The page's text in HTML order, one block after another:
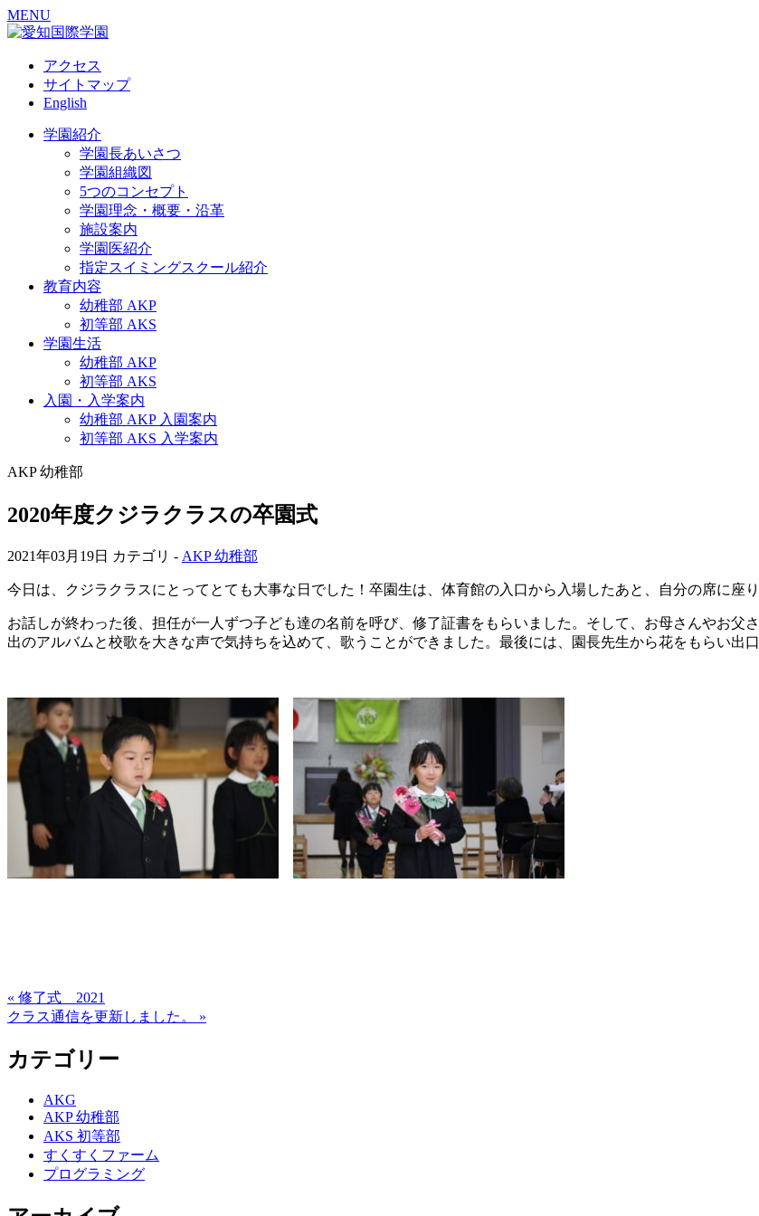
MENU
アクセス
サイトマップ
English
学園紹介
学園長あいさつ
学園組織図
5つのコンセプト
学園理念・概要・沿革
施設案内
学園医紹介
指定スイミングスクール紹介
教育内容
幼稚部 AKP
初等部 AKS
学園生活
幼稚部 AKP
初等部 AKS
入園・入学案内
幼稚部 AKP 入園案内
初等部 AKS 入学案内
AKP 幼稚部
2020年度クジラクラスの卒園式
2021年03月19日 カテゴリ - AKP 幼稚部
今日は、クジラクラスにとってとても大事な日でした！卒園生は、体育館の入口から入場したあと、自分の席に座
お話しが終わった後、担任が一人ずつ子ども達の名前を呼び、修了証書をもらいました。そして、お母さんやお父
出のアルバムと校歌を大きな声で気持ちを込めて、歌うことができました。最後には、園長先生から花をもらい出
« 修了式 2021
クラス通信を更新しました。 »
カテゴリー
AKG
AKP 幼稚部
AKS 初等部
すくすくファーム
プログラミング